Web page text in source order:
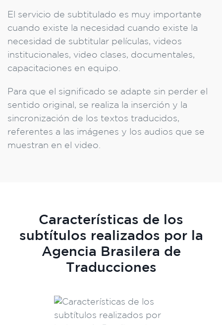
El servicio de subtitulado es muy importante
cuando existe la necesidad cuando existe la
necesidad de subtitular películas, videos
institucionales, video clases, documentales,
capacitaciones en equipo.
Para que el significado se adapte sin perder el
sentido original, se realiza la inserción y la
sincronización de los textos traducidos,
referentes a las imágenes y los audios que se
muestran en el video.
Características de los
subtítulos realizados por la
Agencia Brasilera de
Traducciones